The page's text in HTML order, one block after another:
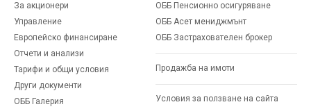
За акционери
Управление
Европейско финансиране
Отчети и анализи
Тарифи и общи условия
Други документи
ОББ Галерия
ОББ Пенсионно осигуряване
ОББ Асет мениджмънт
ОББ Застрахователен брокер
Продажба на имоти
Условия за ползване на сайта